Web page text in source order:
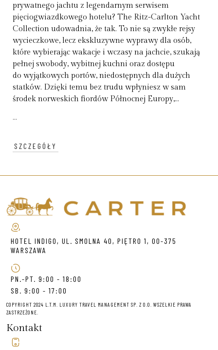
prywatnego jachtu z legendarnym serwisem
pięciogwiazdkowego hotelu? The Ritz-Carlton Yacht
Collection udowadnia, że tak. To nie są zwykłe rejsy
wycieczkowe, lecz ekskluzywne wyprawy dla osób,
które wybierając wakacje i wczasy na jachcie, szukają
pełnej swobody, wybitnej kuchni oraz dostępu
do wyjątkowych portów, niedostępnych dla dużych
statków. Dzięki temu bez trudu wpłyniesz w sam
środek norweskich fiordów Północnej Europy,...
...
SZCZEGÓŁY
HOTEL INDIGO, UL. SMOLNA 40, PIĘTRO 1, 00-375
WARSZAWA
PN.-PT. 9:00 - 18:00
SB. 9:00 - 17:00
COPYRIGHT 2024 L.T.M. LUXURY TRAVEL MANAGEMENT SP. Z O.O. WSZELKIE PRAWA
ZASTRZEŻONE.
Kontakt